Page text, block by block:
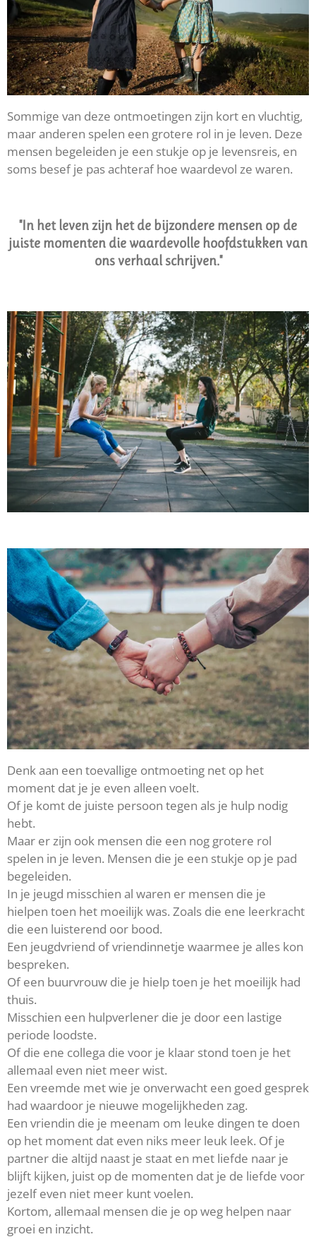
Sommige van deze ontmoetingen zijn kort en vluchtig,
maar anderen spelen een grotere rol in je leven. Deze
mensen begeleiden je een stukje op je levensreis, en
soms besef je pas achteraf hoe waardevol ze waren.
"In het leven zijn het de bijzondere mensen op de
juiste momenten die waardevolle hoofdstukken van
ons verhaal schrijven."
Denk aan een toevallige ontmoeting net op het
moment dat je je even alleen voelt.
Of je komt de juiste persoon tegen als je hulp nodig
hebt.
Maar er zijn ook mensen die een nog grotere rol
spelen in je leven. Mensen die je een stukje op je pad
begeleiden.
In je jeugd misschien al waren er mensen die je
hielpen toen het moeilijk was. Zoals die ene leerkracht
die een luisterend oor bood.
Een jeugdvriend of vriendinnetje waarmee je alles kon
bespreken.
Of een buurvrouw die je hielp toen je het moeilijk had
thuis.
Misschien een hulpverlener die je door een lastige
periode loodste.
Of die ene collega die voor je klaar stond toen je het
allemaal even niet meer wist.
Een vreemde met wie je onverwacht een goed gesprek
had waardoor je nieuwe mogelijkheden zag.
Een vriendin die je meenam om leuke dingen te doen
op het moment dat even niks meer leuk leek. Of je
partner die altijd naast je staat en met liefde naar je
blijft kijken, juist op de momenten dat je de liefde voor
jezelf even niet meer kunt voelen.
Kortom, allemaal mensen die je op weg helpen naar
groei en inzicht.